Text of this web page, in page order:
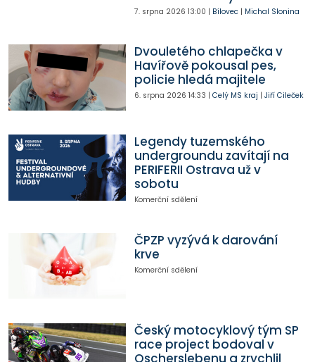
7. srpna 2026 13:00 | Bílovec| Michal Slonina
Dvouletého chlapečka v
Havířově pokousal pes,
policie hledá majitele
6. srpna 2026 14:33 | Celý MS kraj | Jiří Cileček
Legendy tuzemského
undergroundu zavítají na
PERIFERII Ostrava už v
sobotu
Komerční sdělení
ČPZP vyzývá k darování
krve
Komerční sdělení
Český motocyklový tým SP
race project bodoval v
Oscherslebenu a zrychlil